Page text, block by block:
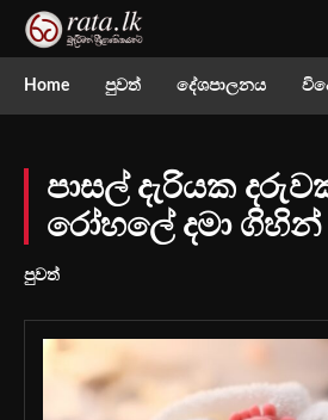
Home පුවත් දේශපාලනය
පාසල් දැරියක
රෝහලේ දමා ගිහින්
පුවත්